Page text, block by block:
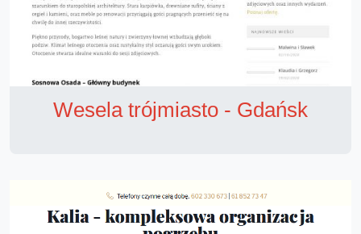
Wesela trójmiasto - Gdańsk